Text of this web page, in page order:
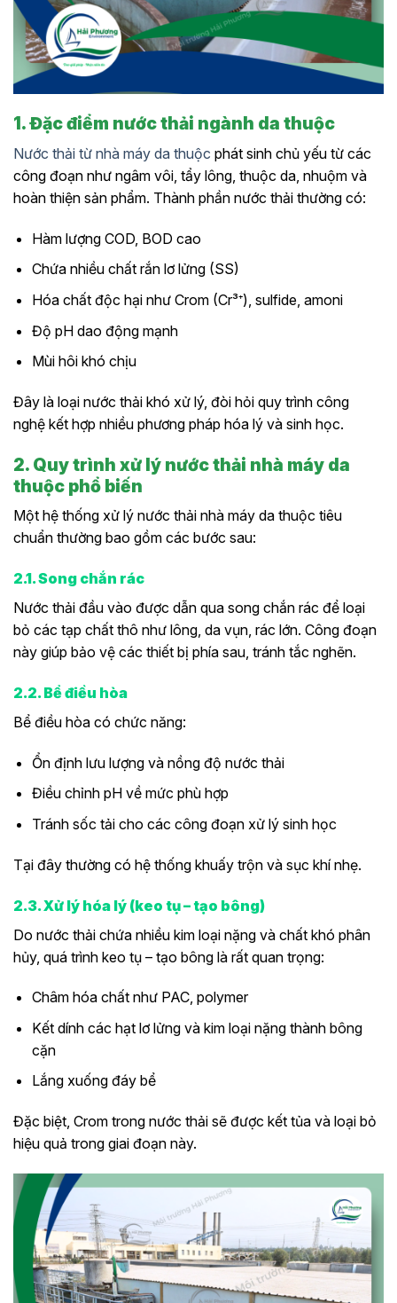
1. Đặc điểm nước thải ngành da thuộc
Nước thải từ nhà máy da thuộc phát sinh chủ yếu từ các
công đoạn như ngâm vôi, tẩy lông, thuộc da, nhuộm và
hoàn thiện sản phẩm. Thành phần nước thải thường có:
Hàm lượng COD, BOD cao
Chứa nhiều chất rắn lơ lửng (SS)
Hóa chất độc hại như Crom (Cr³⁺), sulfide, amoni
Độ pH dao động mạnh
Mùi hôi khó chịu
Đây là loại nước thải khó xử lý, đòi hỏi quy trình công
nghệ kết hợp nhiều phương pháp hóa lý và sinh học.
2. Quy trình xử lý nước thải nhà máy da
thuộc phổ biến
Một hệ thống xử lý nước thải nhà máy da thuộc tiêu
chuẩn thường bao gồm các bước sau:
2.1. Song chắn rác
Nước thải đầu vào được dẫn qua song chắn rác để loại
bỏ các tạp chất thô như lông, da vụn, rác lớn. Công đoạn
này giúp bảo vệ các thiết bị phía sau, tránh tắc nghẽn.
2.2. Bể điều hòa
Bể điều hòa có chức năng:
Ổn định lưu lượng và nồng độ nước thải
Điều chỉnh pH về mức phù hợp
Tránh sốc tải cho các công đoạn xử lý sinh học
Tại đây thường có hệ thống khuấy trộn và sục khí nhẹ.
2.3. Xử lý hóa lý (keo tụ – tạo bông)
Do nước thải chứa nhiều kim loại nặng và chất khó phân
hủy, quá trình keo tụ – tạo bông là rất quan trọng:
Châm hóa chất như PAC, polymer
Kết dính các hạt lơ lửng và kim loại nặng thành bông
cặn
Lắng xuống đáy bể
Đặc biệt, Crom trong nước thải sẽ được kết tủa và loại bỏ
hiệu quả trong giai đoạn này.